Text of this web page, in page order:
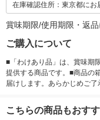
在庫確認住所：東京都にお
賞味期限/使用期限・返
ご購入について
■「わけあり品」は、賞味期
提供する商品です。■商品の
届けします。あらかじめご了
こちらの商品もおす